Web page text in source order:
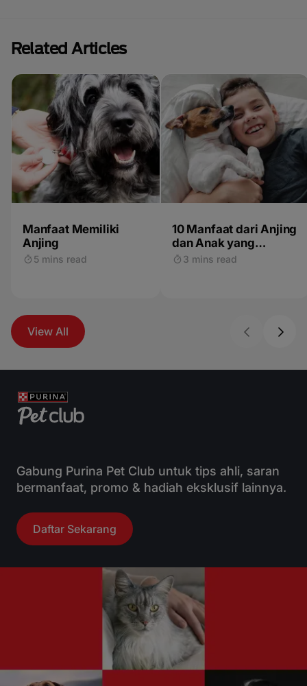
Related Articles
Manfaat Memiliki
Anjing
5 mins read
10 Manfaat dari Anjing
dan Anak yang
Tumbuh Bersama
3 mins read
View All
Gabung Purina Pet Club untuk tips ahli, saran
bermanfaat, promo & hadiah eksklusif lainnya.
Daftar Sekarang